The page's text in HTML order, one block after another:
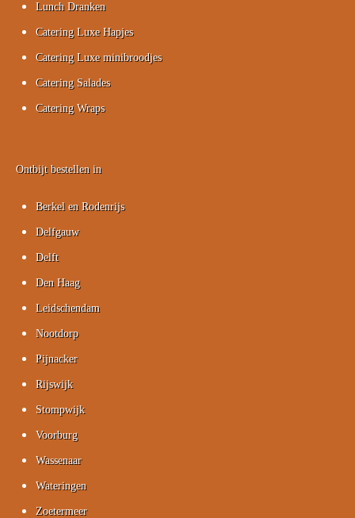
Lunch Dranken
Catering Luxe Hapjes
Catering Luxe minibroodjes
Catering Salades
Catering Wraps
Ontbijt bestellen in
Berkel en Rodenrijs
Delfgauw
Delft
Den Haag
Leidschendam
Nootdorp
Pijnacker
Rijswijk
Stompwijk
Voorburg
Wassenaar
Wateringen
Zoetermeer